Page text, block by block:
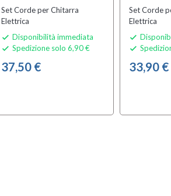
Set Corde per Chitarra
Elettrica
 Disponibilità immediata
 Spedizione solo 6,90 €
37,50 €
Set Corde
Elettrica


33,90 €